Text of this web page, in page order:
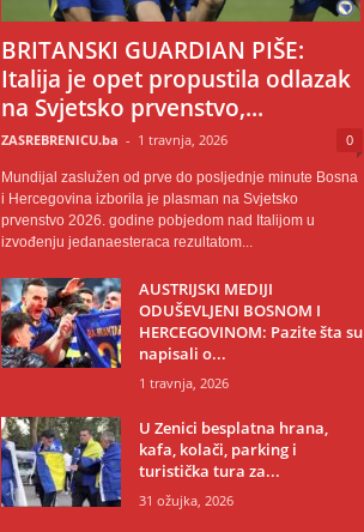
BRITANSKI GUARDIAN PIŠE:
Italija je opet propustila odlazak
na Svjetsko prvenstvo,...
ZASREBRENICU.ba - 1 travnja, 2026 0
Mundijal zaslužen od prve do posljednje minute Bosna
i Hercegovina izborila je plasman na Svjetsko
prvenstvo 2026. godine pobjedom nad Italijom u
izvođenju jedanaesteraca rezultatom...
AUSTRIJSKI MEDIJI
ODUŠEVLJENI BOSNOM I
HERCEGOVINOM: Pazite šta su
napisali o...
1 travnja, 2026
U Zenici besplatna hrana,
kafa, kolači, parking i
turistička tura za...
31 ožujka, 2026